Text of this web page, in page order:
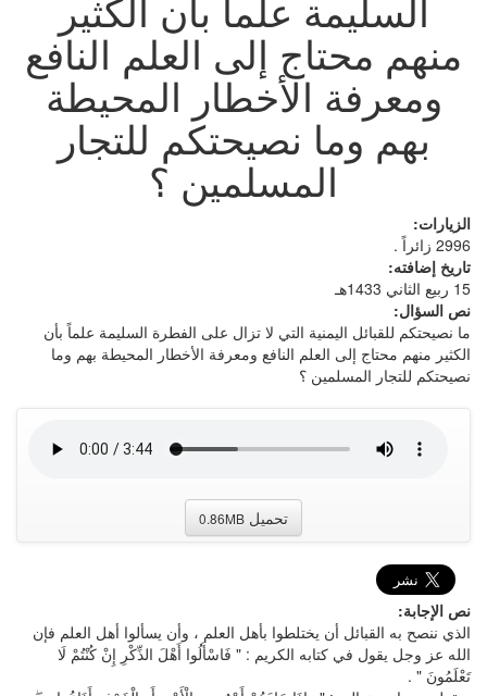
منهم محتاج إلى العلم النافع
ومعرفة الأخطار المحيطة
بهم وما نصيحتكم للتجار
المسلمين ؟
الزيارات:
2996 زائراً .
تاريخ إضافته:
15 ربيع الثاني 1433هـ
نص السؤال:
ما نصيحتكم للقبائل اليمنية التي لا تزال على الفطرة السليمة علماً بأن
الكثير منهم محتاج إلى العلم النافع ومعرفة الأخطار المحيطة بهم وما
نصيحتكم للتجار المسلمين ؟
تحميل 0.86MB
نص الإجابة:
الذي ننصح به القبائل أن يختلطوا بأهل العلم ، وأن يسألوا أهل العلم فإن
الله عز وجل يقول في كتابه الكريم : " فَاسْأَلُوا أَهْلَ الذِّكْرِ إِنْ كُنْتُمْ لَا
تَعْلَمُونَ " .